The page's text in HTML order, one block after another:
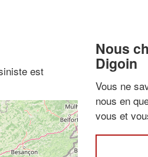
est
Nous
Digoin
Vous ne
nous en
vous et